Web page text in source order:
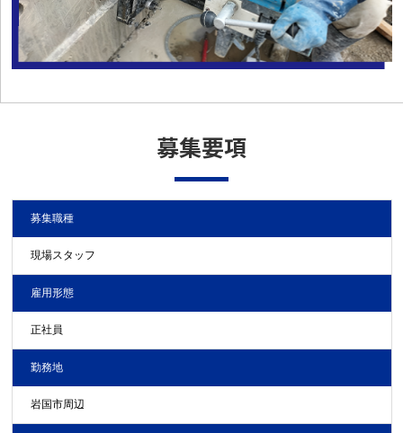
募集要項
募集職種
現場スタッフ
雇用形態
正社員
勤務地
岩国市周辺